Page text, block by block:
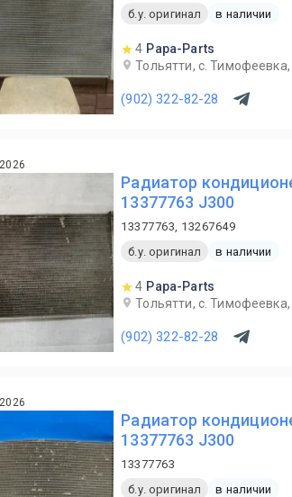
б.у. оригинал
в наличии
4 Papa-Parts
Тольятти, с.
(902) 322-82-28
Радиатор
13377763 J300
13377763, 13267649
б.у. оригинал
в наличии
4 Papa-Parts
Тольятти, с.
(902) 322-82-28
Радиатор
13377763 J300
13377763
б.у. оригинал
в наличии